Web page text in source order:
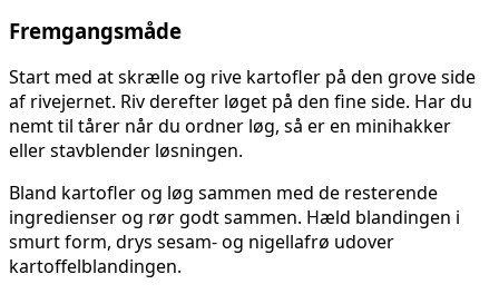
Fremgangsmåde
Start med at skrælle og rive kartofler på den grove side
af rivejernet. Riv derefter løget på den fine side. Har du
nemt til tårer når du ordner løg, så er en minihakker
eller stavblender løsningen.
Bland kartofler og løg sammen med de resterende
ingredienser og rør godt sammen. Hæld blandingen i
smurt form, drys sesam- og nigellafrø udover
kartoffelblandingen.